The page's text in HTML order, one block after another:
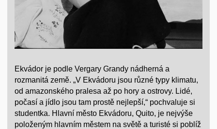
Ekvádor je podle Vergary Grandy nádherná a
rozmanitá země. „V Ekvádoru jsou různé typy klimatu,
od amazonského pralesa až po hory a ostrovy. Lidé,
počasí a jídlo jsou tam prostě nejlepší,“ pochvaluje si
studentka. Hlavní město Ekvádoru, Quito, je nejvýše
položeným hlavním městem na světě a turisté si poblíž